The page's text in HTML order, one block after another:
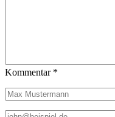
Kommentar *